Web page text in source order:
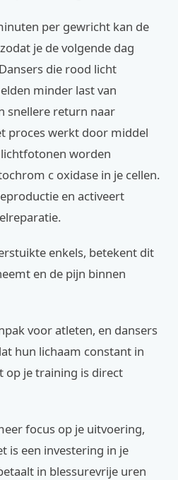
per gewricht kan de
je de volgende dag
die rood licht
minder last van
snellere return naar
proces werkt door middel
worden
c oxidase in je cellen.
en activeert
enkels, betekent dit
en de pijn binnen
voor atleten, en dansers
hun lichaam constant in
op je training is direct
focus op je uitvoering,
is een investering in je
in blessurevrije uren